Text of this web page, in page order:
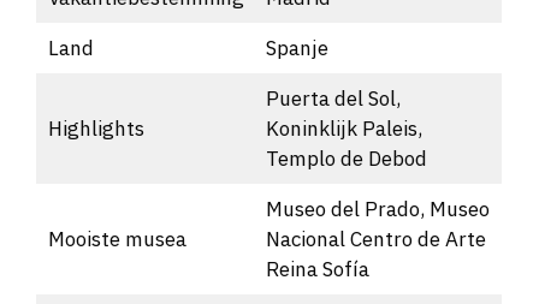
Land
Spanje
Highlights
Puerta del Sol,
Koninklijk Paleis,
Templo de Debod
Mooiste musea
Museo del Prado, Museo
Nacional Centro de Arte
Reina Sofía